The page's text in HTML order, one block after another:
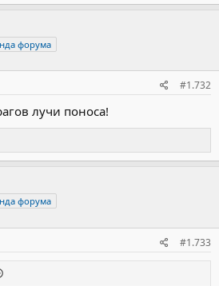
форума
#1.732
лучи поноса!
форума
#1.733